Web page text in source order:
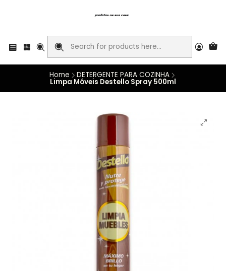
Home DETERGENTE PARA COZINHA
Limpa Móveis Destello Spray 500ml